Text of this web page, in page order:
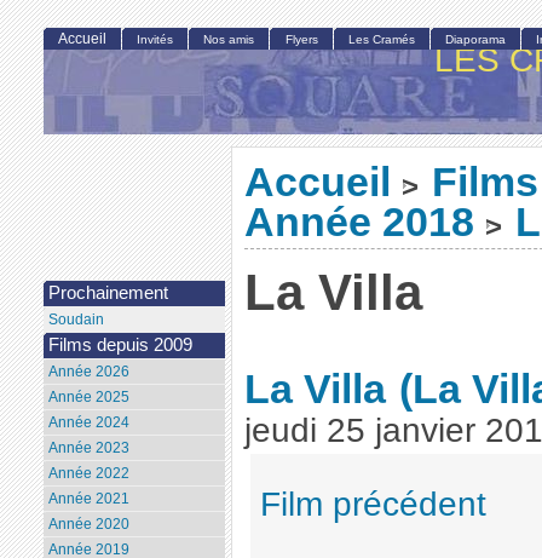
LES
Accueil >
Année 2018 >
La Villa
La Villa (La
jeudi 25 janvier
Film précédent
Accueil Invités Nos amis Flyers Les Cramés Diaporama
Prochainement
Soudain
Films depuis 2009
Année 2026
Année 2025
Année 2024
Année 2023
Année 2022
Année 2021
Année 2020
Année 2019